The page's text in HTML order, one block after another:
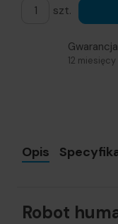
szt.
Gwarancja
12 miesięcy
Opis
Robot